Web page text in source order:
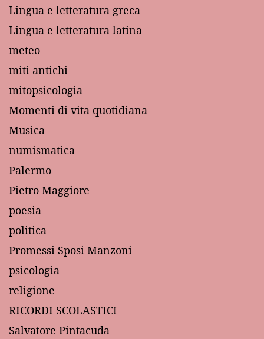
Lingua e letteratura greca
Lingua e letteratura latina
meteo
miti antichi
mitopsicologia
Momenti di vita quotidiana
Musica
numismatica
Palermo
Pietro Maggiore
poesia
politica
Promessi Sposi Manzoni
psicologia
religione
RICORDI SCOLASTICI
Salvatore Pintacuda